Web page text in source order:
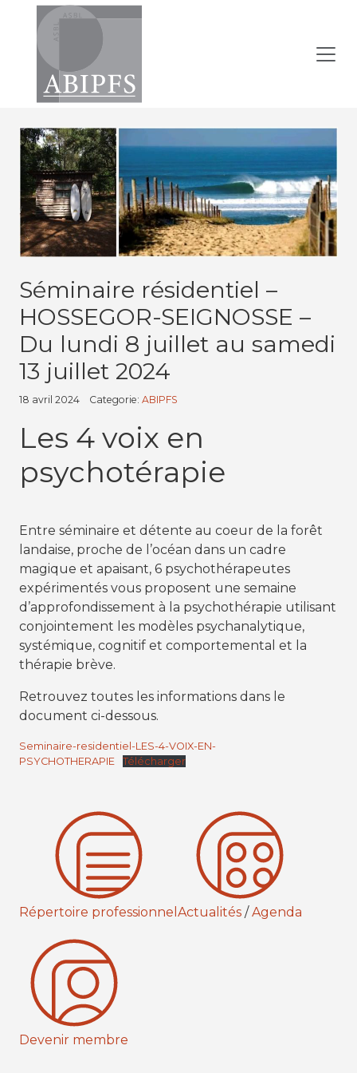
Séminaire résidentiel –
HOSSEGOR-SEIGNOSSE –
Du lundi 8 juillet au samedi
13 juillet 2024
18 avril 2024 Categorie: ABIPFS
Les 4 voix en
psychotérapie
Entre séminaire et détente au coeur de la forêt
landaise, proche de l’océan dans un cadre
magique et apaisant, 6 psychothérapeutes
expérimentés vous proposent une semaine
d’approfondissement à la psychothérapie utilisant
conjointement les modèles psychanalytique,
systémique, cognitif et comportemental et la
thérapie brève.
Retrouvez toutes les informations dans le
document ci-dessous.
Seminaire-residentiel-LES-4-VOIX-EN-
PSYCHOTHERAPIE
Télécharger
Répertoire professionnel Actualités /Agenda
Devenir membre